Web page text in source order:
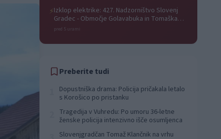
⚡Izklop elektrike: 427. Nadzorništvo Slovenj
Gradec - Območje Golavabuka in Tomaška
vas
pred 5 urami
Preberite tudi
Dopustniška drama: Policija pričakala letalo
s Korošico po pristanku
Tragedija v Vuhredu: Po umoru 36-letne
ženske policija intenzivno išče osumljenca
Slovenjgradčan Tomaž Klančnik na vrhu